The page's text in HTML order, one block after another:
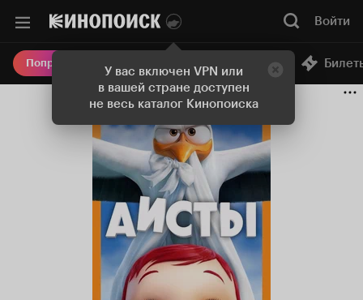
У вас включен VPN или
в вашей стране доступен
не весь каталог Кинопоиска
Войти
Попробовать Плюс Онлайн-кинотеатр